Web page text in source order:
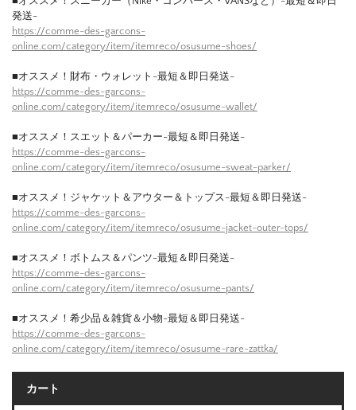
発送-
https://comme-des-garcons-
online.com/category/item/itemreco/osusume-shoes/
■オススメ！財布・ウォレット-最短＆即日発送-
https://comme-des-garcons-
online.com/category/item/itemreco/osusume-wallet/
■オススメ！スエット＆パーカー-最短＆即日発送-
https://comme-des-garcons-
online.com/category/item/itemreco/osusume-sweat-parker/
■オススメ！ジャケット＆アウター＆トップス-最短＆即日発送-
https://comme-des-garcons-
online.com/category/item/itemreco/osusume-jacket-outer-tops/
■オススメ！ボトムス＆パンツ-最短＆即日発送-
https://comme-des-garcons-
online.com/category/item/itemreco/osusume-pants/
■オススメ！希少品＆雑貨＆小物-最短＆即日発送-
https://comme-des-garcons-
online.com/category/item/itemreco/osusume-rare-zattka/
カート